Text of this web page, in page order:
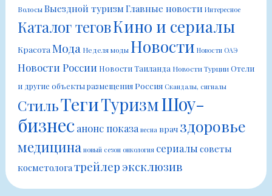
ВолосыВыездной туризмГлавные новости Интересное
Каталог теговКино и сериалы
Красота Мода Неделя моды Новости Новости ОАЭ
Новости России Новости Таиланда Новости ТурцииОтели
и другие объекты размещенияРоссия Скандалы, сигналы
СтильТегиТуризмШоу-
бизнес анонс показа весна врач здоровье
медицина новый сезон онкология сериалы советы
косметологатрейлер эксклюзив